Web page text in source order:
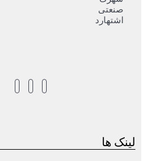
صنعتی
اشتهارد
لینک ها